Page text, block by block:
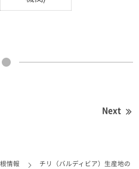
Next
情報
チリ（バルディビア）生産地の